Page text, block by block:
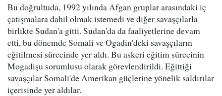
Bu doğrultuda, 1992 yılında Afgan gruplar arasındaki iç
çatışmalara dahil olmak istemedi ve diğer savaşçılarla
birlikte Sudan'a gitti. Sudan'da da faaliyetlerine devam
etti, bu dönemde Somali ve Ogadin'deki savaşçıların
eğitilmesi sürecinde yer aldı. Bu askeri eğitim sürecinin
Mogadişu sorumlusu olarak görevlendirildi. Eğittiği
savaşçılar Somali'de Amerikan güçlerine yönelik saldırılar
içerisinde yer aldılar.